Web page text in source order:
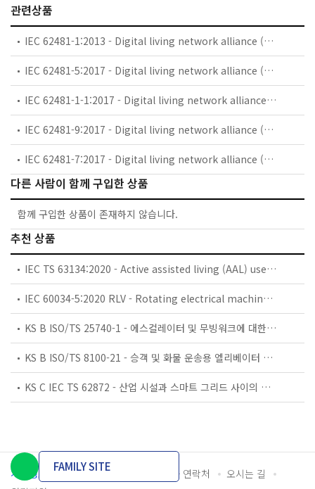
관련상품
IEC 62481-1:2013 - Digital living network alliance (DLNA) home networked device interoperability guidelines - Part 1: Archtecture and protocols
IEC 62481-5:2017 - Digital living network alliance (DLNA) home networked device interoperability guidelines - Part 5: Device Profiles
IEC 62481-1-1:2017 - Digital living network alliance (DLNA) home networked device interoperability guidelines - Part 1-1: Architecture and protocols - Core architecture and protocols
IEC 62481-9:2017 - Digital living network alliance (DLNA) home networked device interoperability guidelines - Part 9: HTTP Adaptive Delivery
IEC 62481-7:2017 - Digital living network alliance (DLNA) home networked device interoperability guidelines - Part 7: Authentication
다른 사람이 함께 구입한 상품
함께 구입한 상품이 존재하지 않습니다.
추천 상품
IEC TS 63134:2020 - Active assisted living (AAL) use cases
IEC 60034-5:2020 RLV - Rotating electrical machines - Part 5: Degrees of protection provided by the integral design of rotating electrical machines (IP code) - Classification
KS B ISO/TS 25740-1 - 에스컬레이터 및 무빙워크에 대한 안전요건 — 제1부: 세계공통 필수 안전요건(GESRs)
KS B ISO/TS 8100-21 - 승객 및 화물 운송용 엘리베이터 —제21부: 세계공통 필수안전요건(GESRs)을 충족하는 세계공통 안전 파라미터(GSPs)
KS C IEC TS 62872 - 산업 시설과 스마트 그리드 사이의 산업 공정 측정, 제어 및 자동화 시스템 인터페이스
개인정보처리방침 이용약관 담당자 연락처
오시는 길
FAMILY SITE